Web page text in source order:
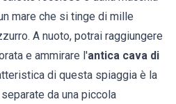
mare che si tinge di mille
A nuoto, potrai raggiungere
e ammirare l'antica cava di
di questa spiaggia è la
da una piccola